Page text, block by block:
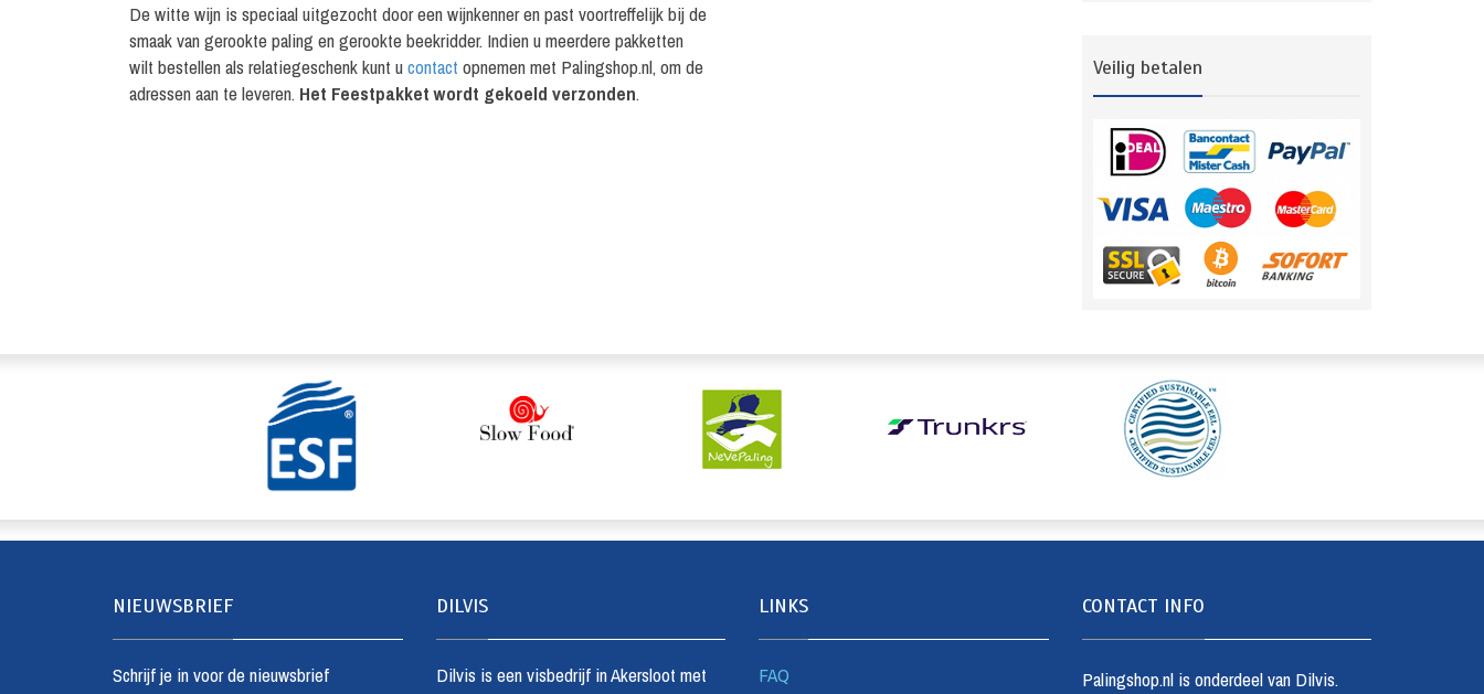
De witte wijn is speciaal uitgezocht door een wijnkenner en past voortreffelijk bij de
smaak van gerookte paling en gerookte beekridder. Indien u meerdere pakketten
wilt bestellen als relatiegeschenk kunt ucontact opnemen met Palingshop.nl, om de
adressen aan te leveren. Het Feestpakket wordt gekoeld verzonden.
Veilig betalen
NIEUWSBRIEF
Schrijf je in voor de nieuwsbrief
DILVIS
Dilvis is een visbedrijf in Akersloot met
LINKS
FAQ
CONTACT INFO
Palingshop.nl is onderdeel van Dilvis.